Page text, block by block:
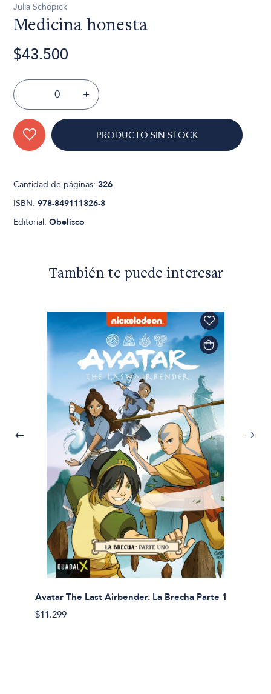
Julia Schopick
Medicina honesta
$43.500
- +
PRODUCTO SIN STOCK
Cantidad de páginas:326
ISBN:978-849111326-3
Editorial:Obelisco
También te puede interesar
Avatar The Last Airbender. La Brecha Parte 1
$11.299